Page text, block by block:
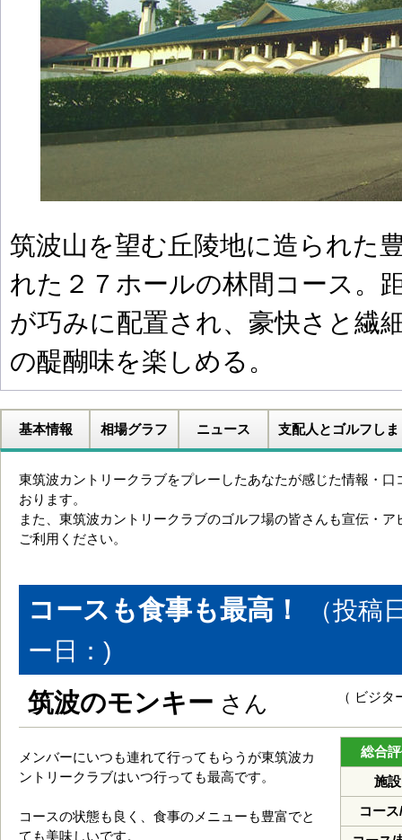
筑波山を望む丘陵地に造られた
れた２７ホールの林間コース。
が巧みに配置され、豪快さと繊
の醍醐味を楽しめる。
基本情報 相場グラフ ニュース 支配人とゴルフしま
東筑波カントリークラブをプレーしたあなたが感じた情報・口
おります。
また、東筑波カントリークラブのゴルフ場の皆さんも宣伝・ア
ご利用ください。
コースも食事も最高！
（投
ー日：)
筑波のモンキー さん （ ビジ
メンバーにいつも連れて行ってもらうが東筑波カ
ントリークラブはいつ行っても最高です。
コースの状態も良く、食事のメニューも豊富でと
ても美味しいです。
総合
施設
コー